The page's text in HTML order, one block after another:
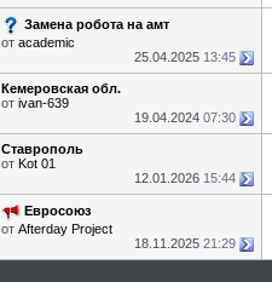
Замена робота на амт
от academic
25.04.2025 13:45
Кемеровская обл.
от ivan-639
19.04.2024 07:30
Ставрополь
от Kot 01
12.01.2026 15:44
Евросоюз
от Afterday Project
18.11.2025 21:29